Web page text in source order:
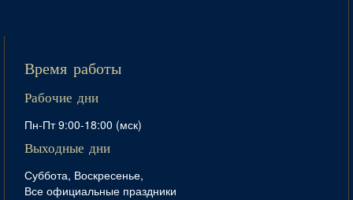
Время работы
Рабочие дни
Пн-Пт 9:00-18:00 (мск)
Выходные дни
Суббота, Воскресенье,
Все официальные праздники